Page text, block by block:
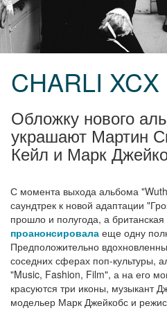
CHARLI XCX
Обложку нового
украшают Мартин
Кейл и Марк
С момента выхода альбома
саундтрек к новой адаптации
прошло и полугода, а британская
проанонсировала еще одну
Предположительно
соседних сферах поп-культуры,
"Music, Fashion, Film", а на его
красуются три иконы, музыкант
модельер Марк Джейкобс и